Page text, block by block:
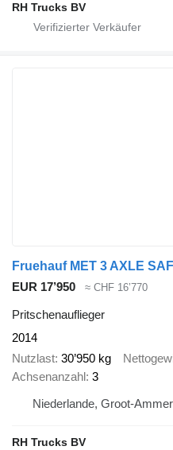
RH Trucks BV
EUR 17’950 ≈ CHF 16’770
Pritschenauflieger
2014
Nutzlast 30’950 kg
Achsenanzahl 3
Niederlande, Groot-
RH Trucks BV